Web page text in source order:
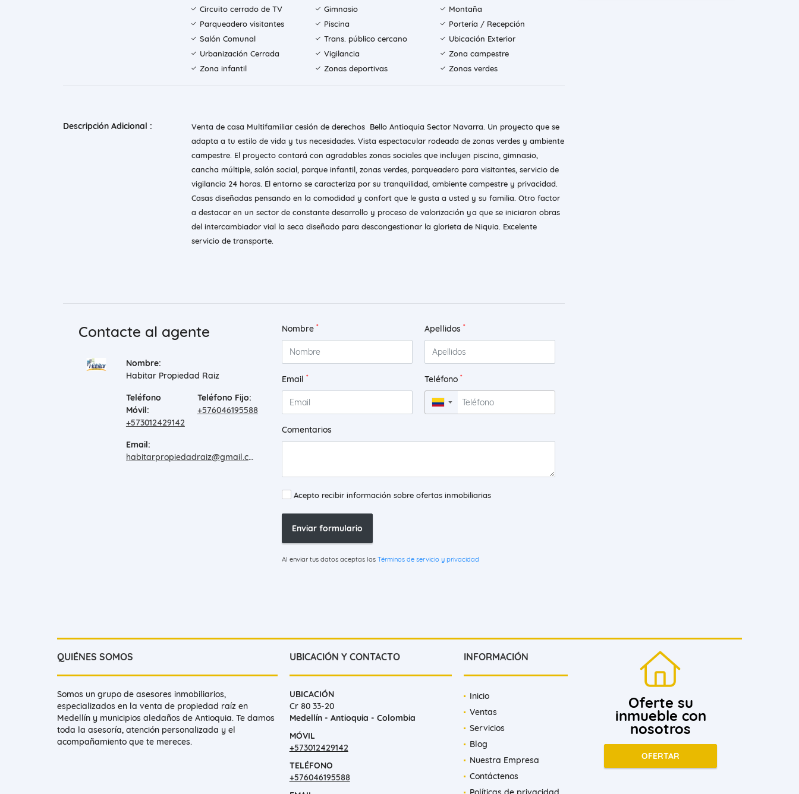
Circuito cerrado de TV
Gimnasio
Montaña
Parqueadero visitantes
Piscina
Portería / Recepción
Salón Comunal
Trans. público cercano
Ubicación Exterior
Urbanización Cerrada
Vigilancia
Zona campestre
Zona infantil
Zonas deportivas Zonas verdes
Descripción Adicional :
Venta de casa Multifamiliar cesión de derechos Bello Antioquia Sector Navarra. Un proyecto que se
adapta a tu estilo de vida y tus necesidades. Vista espectacular rodeada de zonas verdes y ambiente
campestre. El proyecto contará con agradables zonas sociales que incluyen piscina, gimnasio,
cancha múltiple, salón social, parque infantil, zonas verdes, parqueadero para visitantes, servicio de
vigilancia 24 horas. El entorno se caracteriza por su tranquilidad, ambiente campestre y privacidad.
Casas diseñadas pensando en la comodidad y confort que le gusta a usted y su familia. Otro factor
a destacar en un sector de constante desarrollo y proceso de valorización ya que se iniciaron obras
del intercambiador vial la seca diseñado para descongestionar la glorieta de Niquia. Excelente
servicio de transporte.
Contacte al agente
Nombre:
Habitar Propiedad Raiz
Teléfono
Móvil:
+573012429142
Teléfono Fijo:
+576046195588
Email:
habitarpropiedadraiz@gmail.com
Nombre * Apellidos *
Email * Teléfono *
▼
Comentarios
Acepto recibir información sobre ofertas inmobiliarias
Enviar formulario
Al enviar tus datos aceptas los Términos de servicio y privacidad
QUIÉNES SOMOS
Somos un grupo de asesores inmobiliarios,
especializados en la venta de propiedad raíz en
Medellín y municipios aledaños de Antioquia. Te damos
toda la asesoría, atención personalizada y el
acompañamiento que te mereces.
UBICACIÓN Y CONTACTO
UBICACIÓN
Cr 80 33-20
Medellín - Antioquia - Colombia
MÓVIL
+573012429142
TELÉFONO
+576046195588
INFORMACIÓN
Inicio
Ventas
Servicios
Blog
Nuestra Empresa
Contáctenos
Oferte su
inmueble con
nosotros
OFERTAR